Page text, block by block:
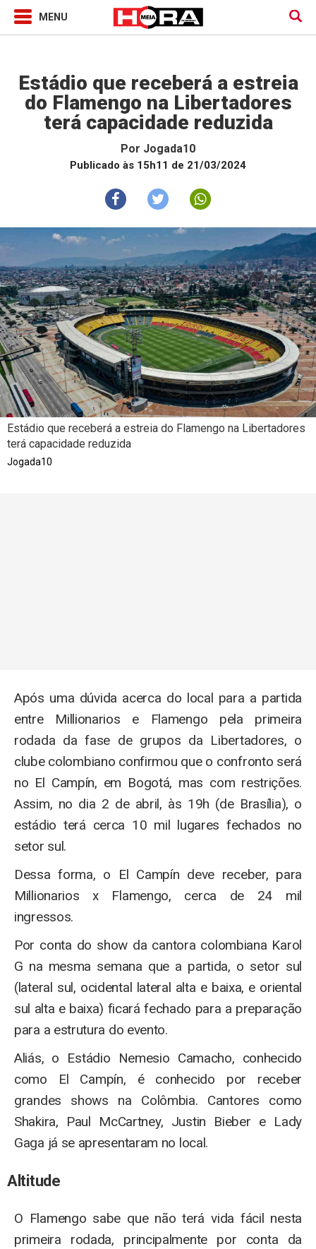
Estádio que receberá a estreia
do Flamengo na Libertadores
terá capacidade reduzida
Por Jogada10
Publicado às 15h11 de 21/03/2024
Estádio que receberá a estreia do Flamengo na Libertadores
terá capacidade reduzida
Jogada10
Após uma dúvida acerca do local para a partida
entre Millionarios e Flamengo pela primeira
rodada da fase de grupos da Libertadores, o
clube colombiano confirmou que o confronto será
no El Campín, em Bogotá, mas com restrições.
Assim, no dia 2 de abril, às 19h (de Brasília), o
estádio terá cerca 10 mil lugares fechados no
setor sul.
Dessa forma, o El Campín deve receber, para
Millionarios x Flamengo, cerca de 24 mil
ingressos.
Por conta do show da cantora colombiana Karol
G na mesma semana que a partida, o setor sul
(lateral sul, ocidental lateral alta e baixa, e oriental
sul alta e baixa) ficará fechado para a preparação
para a estrutura do evento.
Aliás, o Estádio Nemesio Camacho, conhecido
como El Campín, é conhecido por receber
grandes shows na Colômbia. Cantores como
Shakira, Paul McCartney, Justin Bieber e Lady
Gaga já se apresentaram no local.
Altitude
O Flamengo sabe que não terá vida fácil nesta
primeira rodada, principalmente por conta da